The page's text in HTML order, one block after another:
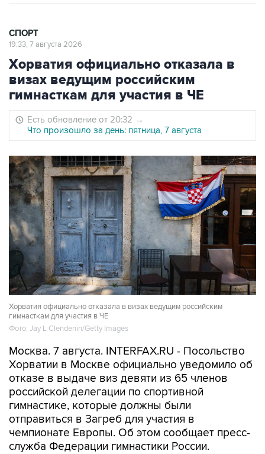
СПОРТ
19:33, 7 августа 2026
Хорватия официально отказала в
визах ведущим российским
гимнасткам для участия в ЧЕ
Есть обновление от 20:32 →
Что произошло за день: пятница, 7 августа
Хорватия официально отказала в визах ведущим российским
гимнасткам для участия в ЧЕ
Фото: Jay L Clendenin/Getty Images
Москва. 7 августа. INTERFAX.RU - Посольство
Хорватии в Москве официально уведомило об
отказе в выдаче виз девяти из 65 членов
российской делегации по спортивной
гимнастике, которые должны были
отправиться в Загреб для участия в
чемпионате Европы. Об этом сообщает пресс-
служба Федерации гимнастики России.